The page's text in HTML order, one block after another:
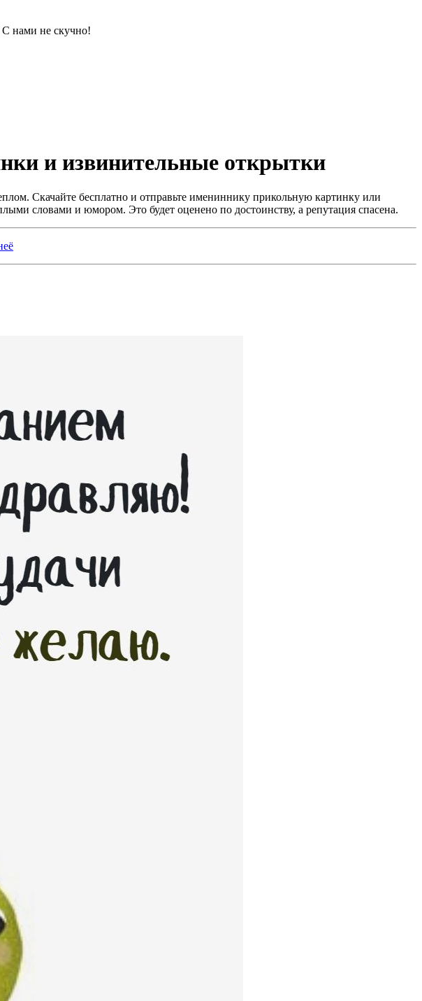
С нами не скучно!
и извинительные открытки
Скачайте бесплатно и отправьте имениннику прикольную картинку или
словами и юмором. Это будет оценено по достоинству, а репутация спасена.